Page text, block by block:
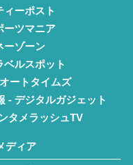
ィーポスト
ーツマニア
ーゾーン
ルスポット
ートタイムズ
- デジタルガジェット
タメラッシュTV
ディア